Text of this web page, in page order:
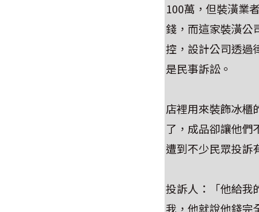
100萬，但裝潢業
錢，而這家裝潢公
控，設計公司透過
是民事訴訟。
店裡用來裝飾冰櫃
了，成品卻讓他們
遭到不少民眾投訴
投訴人：「他給我
我，他就說他錢完